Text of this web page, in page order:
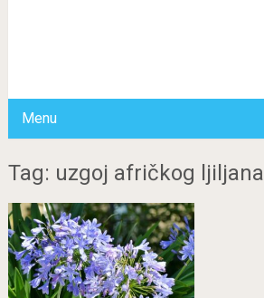
Menu
Tag: uzgoj afričkog ljiljana